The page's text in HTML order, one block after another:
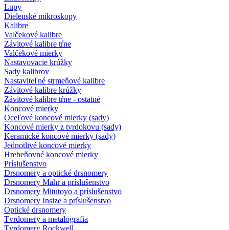
Lupy
Dielenské mikroskopy
Kalibre
Valčekové kalibre
Závitové kalibre tŕne
Valčekové mierky
Nastavovacie krúžky
Sady kalibrov
Nastaviteľné strmeňové kalibre
Závitové kalibre krúžky
Závitové kalibre tŕne - ostatné
Koncové mierky
Oceľové koncové mierky (sady)
Koncové mierky z tvrdokovu (sady)
Keramické koncové mierky (sady)
Jednotlivé koncové mierky
Hrebeňovné koncové mierky
Príslušenstvo
Drsnomery a optické drsnomery
Drsnomery Mahr a príslušenstvo
Drsnomery Mitutoyo a príslušenstvo
Drsnomery Insize a príslušenstvo
Optické drsnomery
Tvrdomery a metalografia
Tvrdomery Rockwell